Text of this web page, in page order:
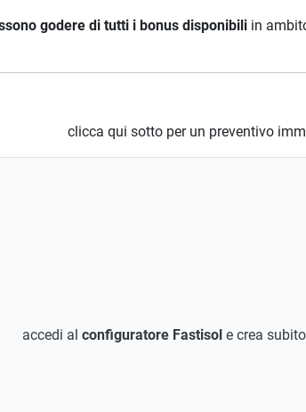
godere di tutti i bonus disponibili in
clicca qui sotto per un preventivo
accedi al configuratore Fastisol e crea